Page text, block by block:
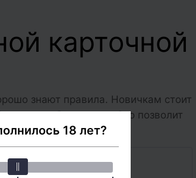
карточной
знают правила. Новичкам стоит
с комбинациями. Это позволит
сочетания карт.
18 лет?